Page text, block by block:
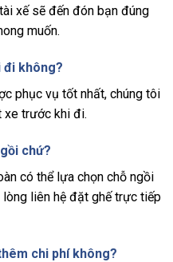
xế sẽ đến đón bạn đúng
muốn.
đi không?
phục vụ tốt nhất, chúng tôi
xe trước khi đi.
chứ?
có thể lựa chọn chỗ ngồi
liên hệ đặt ghế trực tiếp
chi phí không?